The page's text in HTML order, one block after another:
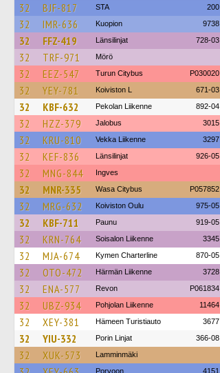
32 BJF-817 STA 200
32 IMR-636 Kuopion 9738
32 FFZ-419 Länsilinjat 728-03
32 TRF-971 Mörö
32 EEZ-547 Turun Citybus P030020
32 YEY-781 Koiviston L 671-03
32 KBF-632 Pekolan Liikenne 892-04
32 HZZ-379 Jalobus 3015
32 KRU-810 Vekka Liikenne 3297
32 KEF-836 Länsilinjat 926-05
32 MNG-844 Ingves
32 MNR-335 Wasa Citybus P057852
32 MRG-632 Koiviston Oulu 975-05
32 KBF-711 Paunu 919-05
32 KRN-764 Soisalon Liikenne 3345
32 MJA-674 Kymen Charterline 870-05
32 OTO-472 Härmän Liikenne 3728
32 ENA-577 Revon P061834
32 UBZ-934 Pohjolan Liikenne 11464
32 XEY-381 Hämeen Turistiauto 3677
32 YIU-332 Porin Linjat 366-08
32 XUK-573 Lamminmäki
Porvoon 4151